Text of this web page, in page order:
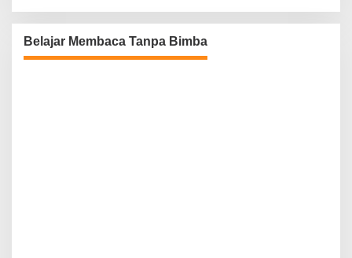
Belajar Membaca Tanpa Bimba